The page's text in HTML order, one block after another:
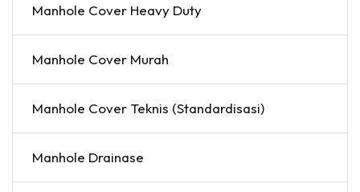
Manhole Cover Heavy Duty
Manhole Cover Murah
Manhole Cover Teknis (Standardisasi)
Manhole Drainase